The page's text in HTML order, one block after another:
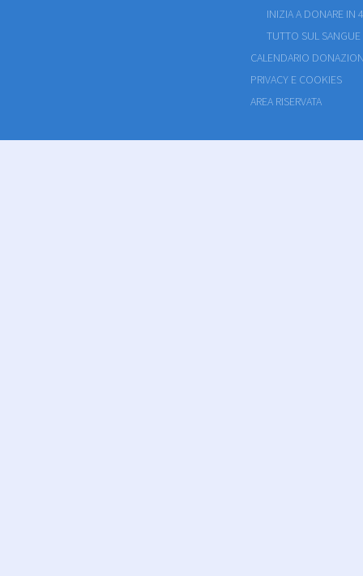
INIZIA A DONARE IN
TUTTO SUL SANGUE
CALENDARIO
PRIVACY E COOKIES
AREA RISERVATA